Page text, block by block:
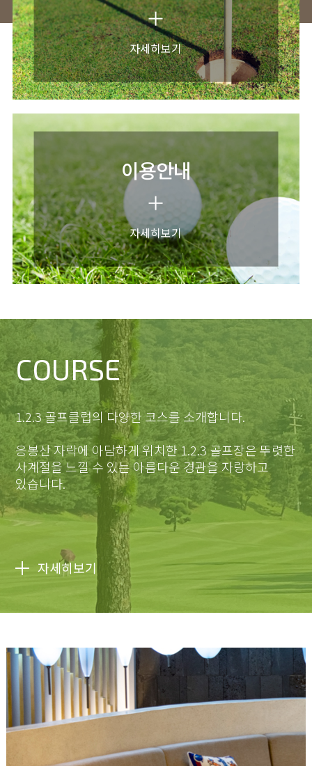
자세히보기
이용안내
자세히보기
COURSE
1.2.3 골프클럽의 다양한 코스를 소개합니다.
응봉산 자락에 아담하게 위치한 1.2.3 골프장은 뚜렷한
사계절을 느낄 수 있는 아름다운 경관을 자랑하고
있습니다.
자세히보기